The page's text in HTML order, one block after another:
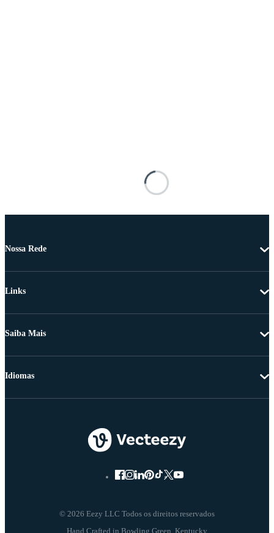
Nossa Rede
Links
Saiba Mais
© 2026 Eezy LLC Todos os direitos reservados
Idiomas